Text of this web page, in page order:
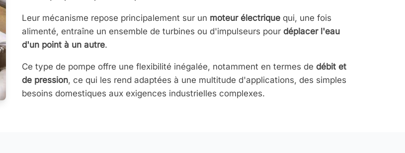
Leur mécanisme repose principalement sur un moteur électriquequi, une fois
alimenté, entraîne un ensemble de turbines ou d'impulseurs pour déplacer l'eau
d'un point à un autre.
Ce type de pompe offre une flexibilité inégalée, notamment en termes de débit et
de pression, ce qui les rend adaptées à une multitude d'applications, des simples
besoins domestiques aux exigences industrielles complexes.